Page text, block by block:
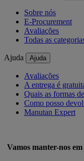
Sobre nós
E-Procurement
Avaliações
Todas as
Ajuda Ajuda
Avaliações
A entrega é
Quais as formas
Como posso
Manutan Expert
Vamos manter-nos